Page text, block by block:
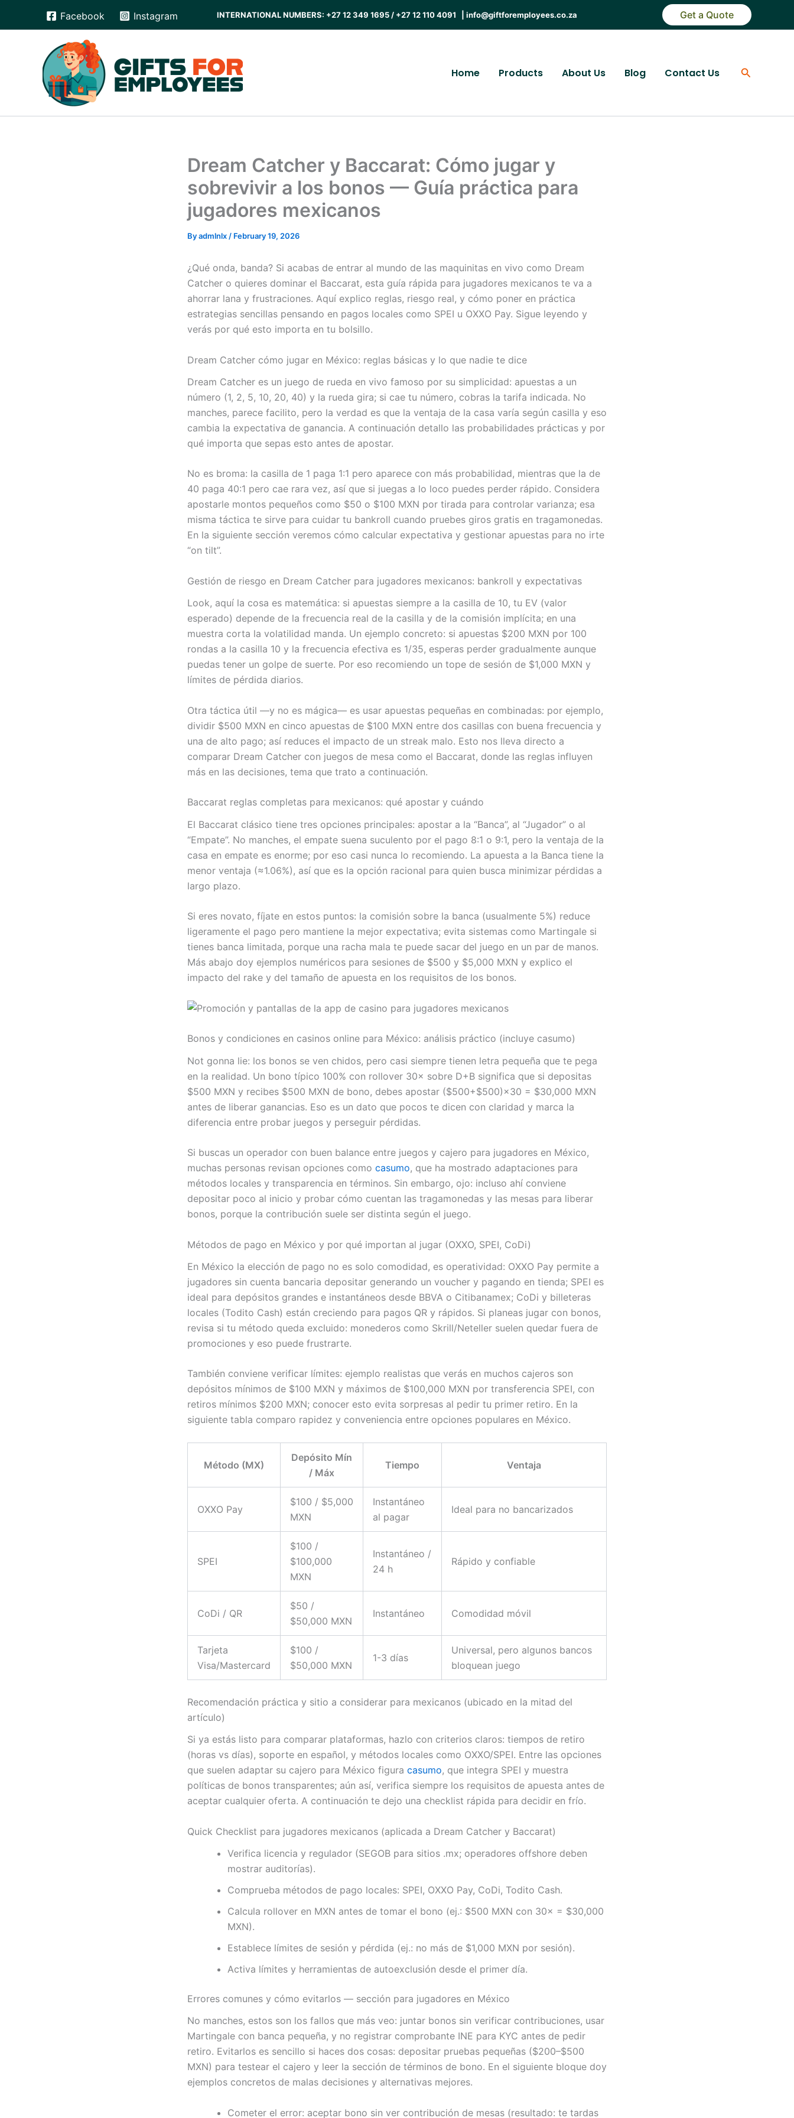
Facebook Instagram INTERNATIONAL NUMBERS: +27 12 349 1695 / +27 12 110 4091 | info@giftforemployees.co.za Get a Quote
Home Products About Us Blog Contact Us Search
Dream Catcher y Baccarat: Cómo jugar y
sobrevivir a los bonos — Guía práctica para
jugadores mexicanos
Byadmlnlx / February 19, 2026
¿Qué onda, banda? Si acabas de entrar al mundo de las maquinitas en vivo como Dream
Catcher o quieres dominar el Baccarat, esta guía rápida para jugadores mexicanos te va a
ahorrar lana y frustraciones. Aquí explico reglas, riesgo real, y cómo poner en práctica
estrategias sencillas pensando en pagos locales como SPEI u OXXO Pay. Sigue leyendo y
verás por qué esto importa en tu bolsillo.
Dream Catcher cómo jugar en México: reglas básicas y lo que nadie te dice
Dream Catcher es un juego de rueda en vivo famoso por su simplicidad: apuestas a un
número (1, 2, 5, 10, 20, 40) y la rueda gira; si cae tu número, cobras la tarifa indicada. No
manches, parece facilito, pero la verdad es que la ventaja de la casa varía según casilla y eso
cambia la expectativa de ganancia. A continuación detallo las probabilidades prácticas y por
qué importa que sepas esto antes de apostar.
No es broma: la casilla de 1 paga 1:1 pero aparece con más probabilidad, mientras que la de
40 paga 40:1 pero cae rara vez, así que si juegas a lo loco puedes perder rápido. Considera
apostarle montos pequeños como $50 o $100 MXN por tirada para controlar varianza; esa
misma táctica te sirve para cuidar tu bankroll cuando pruebes giros gratis en tragamonedas.
En la siguiente sección veremos cómo calcular expectativa y gestionar apuestas para no irte
“on tilt”.
Gestión de riesgo en Dream Catcher para jugadores mexicanos: bankroll y expectativas
Look, aquí la cosa es matemática: si apuestas siempre a la casilla de 10, tu EV (valor
esperado) depende de la frecuencia real de la casilla y de la comisión implícita; en una
muestra corta la volatilidad manda. Un ejemplo concreto: si apuestas $200 MXN por 100
rondas a la casilla 10 y la frecuencia efectiva es 1/35, esperas perder gradualmente aunque
puedas tener un golpe de suerte. Por eso recomiendo un tope de sesión de $1,000 MXN y
límites de pérdida diarios.
Otra táctica útil —y no es mágica— es usar apuestas pequeñas en combinadas: por ejemplo,
dividir $500 MXN en cinco apuestas de $100 MXN entre dos casillas con buena frecuencia y
una de alto pago; así reduces el impacto de un streak malo. Esto nos lleva directo a
comparar Dream Catcher con juegos de mesa como el Baccarat, donde las reglas influyen
más en las decisiones, tema que trato a continuación.
Baccarat reglas completas para mexicanos: qué apostar y cuándo
El Baccarat clásico tiene tres opciones principales: apostar a la “Banca”, al “Jugador” o al
“Empate”. No manches, el empate suena suculento por el pago 8:1 o 9:1, pero la ventaja de la
casa en empate es enorme; por eso casi nunca lo recomiendo. La apuesta a la Banca tiene la
menor ventaja (≈1.06%), así que es la opción racional para quien busca minimizar pérdidas a
largo plazo.
Si eres novato, fíjate en estos puntos: la comisión sobre la banca (usualmente 5%) reduce
ligeramente el pago pero mantiene la mejor expectativa; evita sistemas como Martingale si
tienes banca limitada, porque una racha mala te puede sacar del juego en un par de manos.
Más abajo doy ejemplos numéricos para sesiones de $500 y $5,000 MXN y explico el
impacto del rake y del tamaño de apuesta en los requisitos de los bonos.
Bonos y condiciones en casinos online para México: análisis práctico (incluye casumo)
Not gonna lie: los bonos se ven chidos, pero casi siempre tienen letra pequeña que te pega
en la realidad. Un bono típico 100% con rollover 30× sobre D+B significa que si depositas
$500 MXN y recibes $500 MXN de bono, debes apostar ($500+$500)×30 = $30,000 MXN
antes de liberar ganancias. Eso es un dato que pocos te dicen con claridad y marca la
diferencia entre probar juegos y perseguir pérdidas.
Si buscas un operador con buen balance entre juegos y cajero para jugadores en México,
muchas personas revisan opciones como casumo, que ha mostrado adaptaciones para
métodos locales y transparencia en términos. Sin embargo, ojo: incluso ahí conviene
depositar poco al inicio y probar cómo cuentan las tragamonedas y las mesas para liberar
bonos, porque la contribución suele ser distinta según el juego.
Métodos de pago en México y por qué importan al jugar (OXXO, SPEI, CoDi)
En México la elección de pago no es solo comodidad, es operatividad: OXXO Pay permite a
jugadores sin cuenta bancaria depositar generando un voucher y pagando en tienda; SPEI es
ideal para depósitos grandes e instantáneos desde BBVA o Citibanamex; CoDi y billeteras
locales (Todito Cash) están creciendo para pagos QR y rápidos. Si planeas jugar con bonos,
revisa si tu método queda excluido: monederos como Skrill/Neteller suelen quedar fuera de
promociones y eso puede frustrarte.
También conviene verificar límites: ejemplo realistas que verás en muchos cajeros son
depósitos mínimos de $100 MXN y máximos de $100,000 MXN por transferencia SPEI, con
retiros mínimos $200 MXN; conocer esto evita sorpresas al pedir tu primer retiro. En la
siguiente tabla comparo rapidez y conveniencia entre opciones populares en México.
Método (MX)
Depósito Mín
/ Máx
Tiempo Ventaja
OXXO Pay
$100 / $5,000
MXN
Instantáneo
al pagar
Ideal para no bancarizados
SPEI
$100 /
$100,000
MXN
Instantáneo /
24 h
Rápido y confiable
CoDi / QR
$50 /
$50,000 MXN
Instantáneo Comodidad móvil
Tarjeta
Visa/Mastercard
$100 /
$50,000 MXN
1-3 días
Universal, pero algunos bancos
bloquean juego
Recomendación práctica y sitio a considerar para mexicanos (ubicado en la mitad del
artículo)
Si ya estás listo para comparar plataformas, hazlo con criterios claros: tiempos de retiro
(horas vs días), soporte en español, y métodos locales como OXXO/SPEI. Entre las opciones
que suelen adaptar su cajero para México figura casumo, que integra SPEI y muestra
políticas de bonos transparentes; aún así, verifica siempre los requisitos de apuesta antes de
aceptar cualquier oferta. A continuación te dejo una checklist rápida para decidir en frío.
Quick Checklist para jugadores mexicanos (aplicada a Dream Catcher y Baccarat)
Verifica licencia y regulador (SEGOB para sitios .mx; operadores offshore deben
mostrar auditorías).
Comprueba métodos de pago locales: SPEI, OXXO Pay, CoDi, Todito Cash.
Calcula rollover en MXN antes de tomar el bono (ej.: $500 MXN con 30× = $30,000
MXN).
Establece límites de sesión y pérdida (ej.: no más de $1,000 MXN por sesión).
Activa límites y herramientas de autoexclusión desde el primer día.
Errores comunes y cómo evitarlos — sección para jugadores en México
No manches, estos son los fallos que más veo: juntar bonos sin verificar contribuciones, usar
Martingale con banca pequeña, y no registrar comprobante INE para KYC antes de pedir
retiro. Evitarlos es sencillo si haces dos cosas: depositar pruebas pequeñas ($200–$500
MXN) para testear el cajero y leer la sección de términos de bono. En el siguiente bloque doy
ejemplos concretos de malas decisiones y alternativas mejores.
Cometer el error: aceptar bono sin ver contribución de mesas (resultado: te tardas